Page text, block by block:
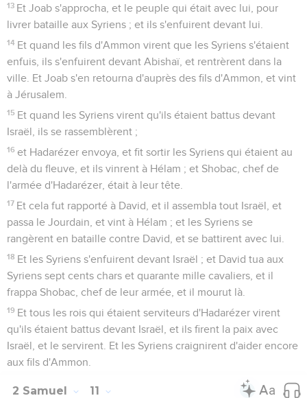
13 Et Joab s'approcha, et le peuple qui était avec lui, pour
livrer bataille aux Syriens ; et ils s'enfuirent devant lui.
14 Et quand les fils d'Ammon virent que les Syriens s'étaient
enfuis, ils s'enfuirent devant Abishaï, et rentrèrent dans la
ville. Et Joab s'en retourna d'auprès des fils d'Ammon, et vint
à Jérusalem.
15 Et quand les Syriens virent qu'ils étaient battus devant
Israël, ils se rassemblèrent ;
16 et Hadarézer envoya, et fit sortir les Syriens qui étaient au
delà du fleuve, et ils vinrent à Hélam ; et Shobac, chef de
l'armée d'Hadarézer, était à leur tête.
17 Et cela fut rapporté à David, et il assembla tout Israël, et
passa le Jourdain, et vint à Hélam ; et les Syriens se
rangèrent en bataille contre David, et se battirent avec lui.
18 Et les Syriens s'enfuirent devant Israël ; et David tua aux
Syriens sept cents chars et quarante mille cavaliers, et il
frappa Shobac, chef de leur armée, et il mourut là.
19 Et tous les rois qui étaient serviteurs d'Hadarézer virent
qu'ils étaient battus devant Israël, et ils firent la paix avec
Israël, et le servirent. Et les Syriens craignirent d'aider encore
aux fils d'Ammon.
2 Samuel 11